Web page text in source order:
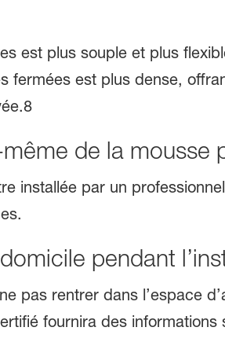
est plus souple et plus
fermées est plus dense,
de la mousse
installée par un
pendant
pas rentrer dans l’espace
fournira des